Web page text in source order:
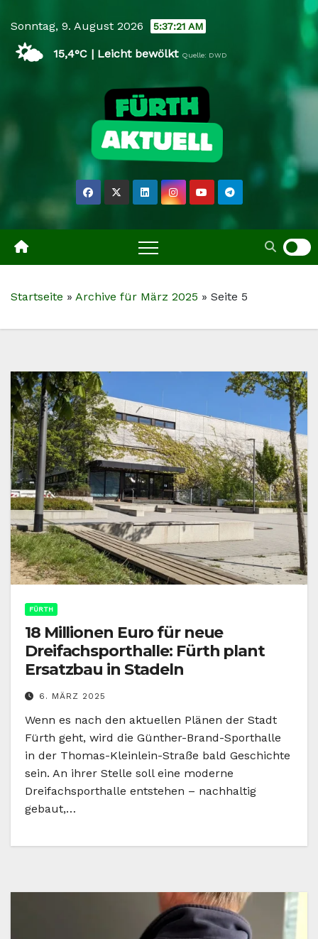
content
Sonntag, 9. August 2026 5:37:22 AM
🌤️ 15,4°C | Leicht bewölkt Quelle: DWD
Startseite » Archive für März 2025 » Seite 5
FÜRTH
18 Millionen Euro für neue
Dreifachsporthalle: Fürth plant
Ersatzbau in Stadeln
6. MÄRZ 2025
Wenn es nach den aktuellen Plänen der Stadt
Fürth geht, wird die Günther-Brand-Sporthalle
in der Thomas-Kleinlein-Straße bald Geschichte
sein. An ihrer Stelle soll eine moderne
Dreifachsporthalle entstehen – nachhaltig
gebaut,…